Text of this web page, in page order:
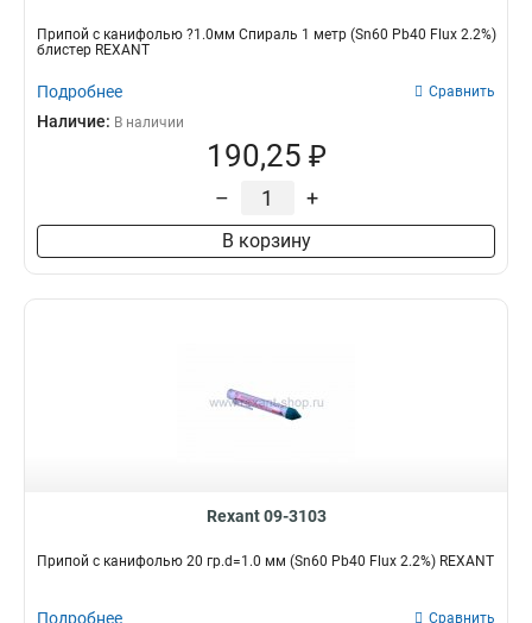
Припой с канифолью ?1.0мм Спираль 1 метр (Sn60 Pb40 Flux 2.2%)
блистер REXANT
Подробнее Сравнить
Наличие: В наличии
190,25 ₽
– +
В корзину
Rexant 09-3103
Припой с канифолью 20 гр.d=1.0 мм (Sn60 Pb40 Flux 2.2%) REXANT
Подробнее Сравнить